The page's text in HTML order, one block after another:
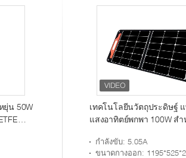
ยุ่น 50W
เทคโนโลยีนวัตถุประดิษฐ์
แสงอาทิตย์พกพา 100W สํา
กำลังขับ: 5.05A
ขนาดกางออก: